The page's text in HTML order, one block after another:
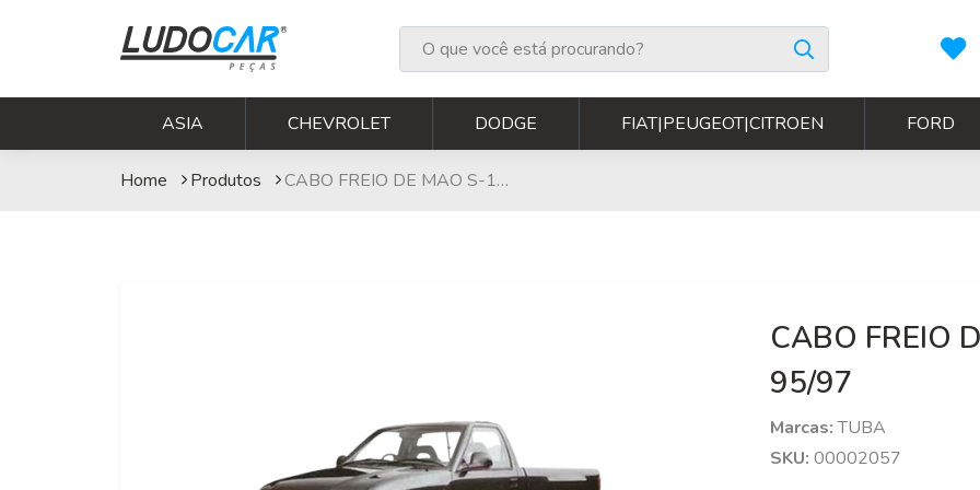
ASIA CHEVROLET DODGE FIAT|PEUGEOT|CITROEN FORD
Home Produtos CABO FREIO DE MAO S-10/BLAZER 95/97
CABO FREIO DE MAO S-10/BLAZER 95/
CABO FREIO
95/97
Marcas:TUBA
SKU: 00002057